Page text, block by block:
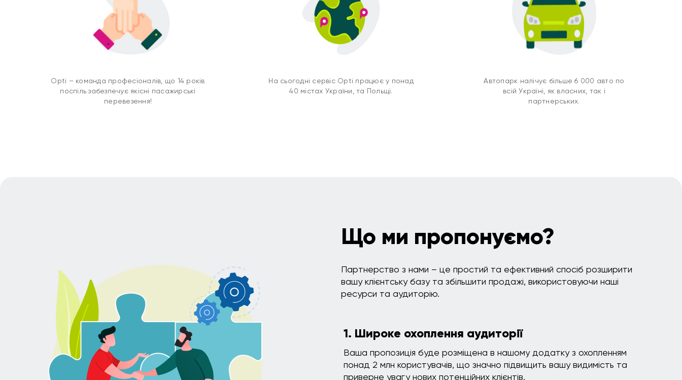
Opti – команда професіоналів, що 14 років
поспіль забезпечує якісні пасажирські
перевезення!
На сьогодні сервіс Opti працює у понад
40 містах України, та Польщі.
Автопарк налічує більше 6 000 авто по
всій Україні, як власних, так і
партнерських.
Що ми пропонуємо?
Партнерство з нами – це простий та ефективний спосіб розширити
вашу клієнтську базу та збільшити продажі, використовуючи наші
ресурси та аудиторію.
1. Широке охоплення аудиторії
Ваша пропозиція буде розміщена в нашому додатку з охопленням
понад 2 млн користувачів, що значно підвищить вашу видимість та
приверне увагу нових потенційних клієнтів.